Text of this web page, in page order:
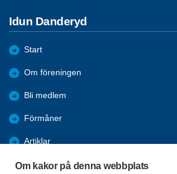
Om kakor på denna webbplats
Idun Danderyd
Start
Om föreningen
Bli medlem
Förmåner
Artiklar
Aktiviteter